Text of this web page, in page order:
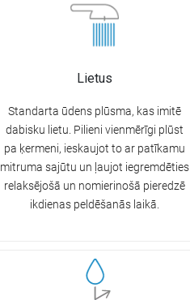
Lietus
Standarta ūdens plūsma, kas imitē
dabisku lietu. Pilieni vienmērīgi plūst
pa ķermeni, ieskaujot to ar patīkamu
mitruma sajūtu un ļaujot iegremdēties
relaksējošā un nomierinošā pieredzē
ikdienas peldēšanās laikā.